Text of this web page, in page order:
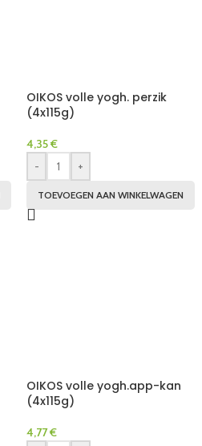
OIKOS volle yogh. perzik
(4x115g)
4,35€
-
+
TOEVOEGEN AAN WINKELWAGEN
OIKOS volle yogh.app-kan
(4x115g)
4,77€